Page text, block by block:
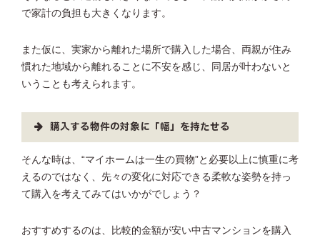
で家計の負担も大きくなります。
また仮に、実家から離れた場所で購入した場合、両親が住み
慣れた地域から離れることに不安を感じ、同居が叶わないと
いうことも考えられます。
購入する物件の対象に「幅」を持たせる
そんな時は、“マイホームは一生の買物”と必要以上に慎重に考
えるのではなく、先々の変化に対応できる柔軟な姿勢を持っ
て購入を考えてみてはいかがでしょう？
おすすめするのは、比較的金額が安い中古マンションを購入